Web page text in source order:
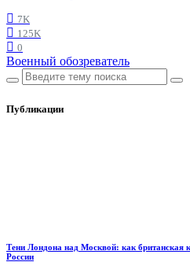
7K
125K
0
Военный обозреватель
Публикации
Тени Лондона над Москвой: как британская
России